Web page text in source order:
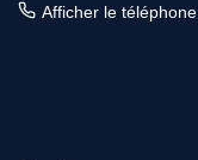
Afficher le téléphone